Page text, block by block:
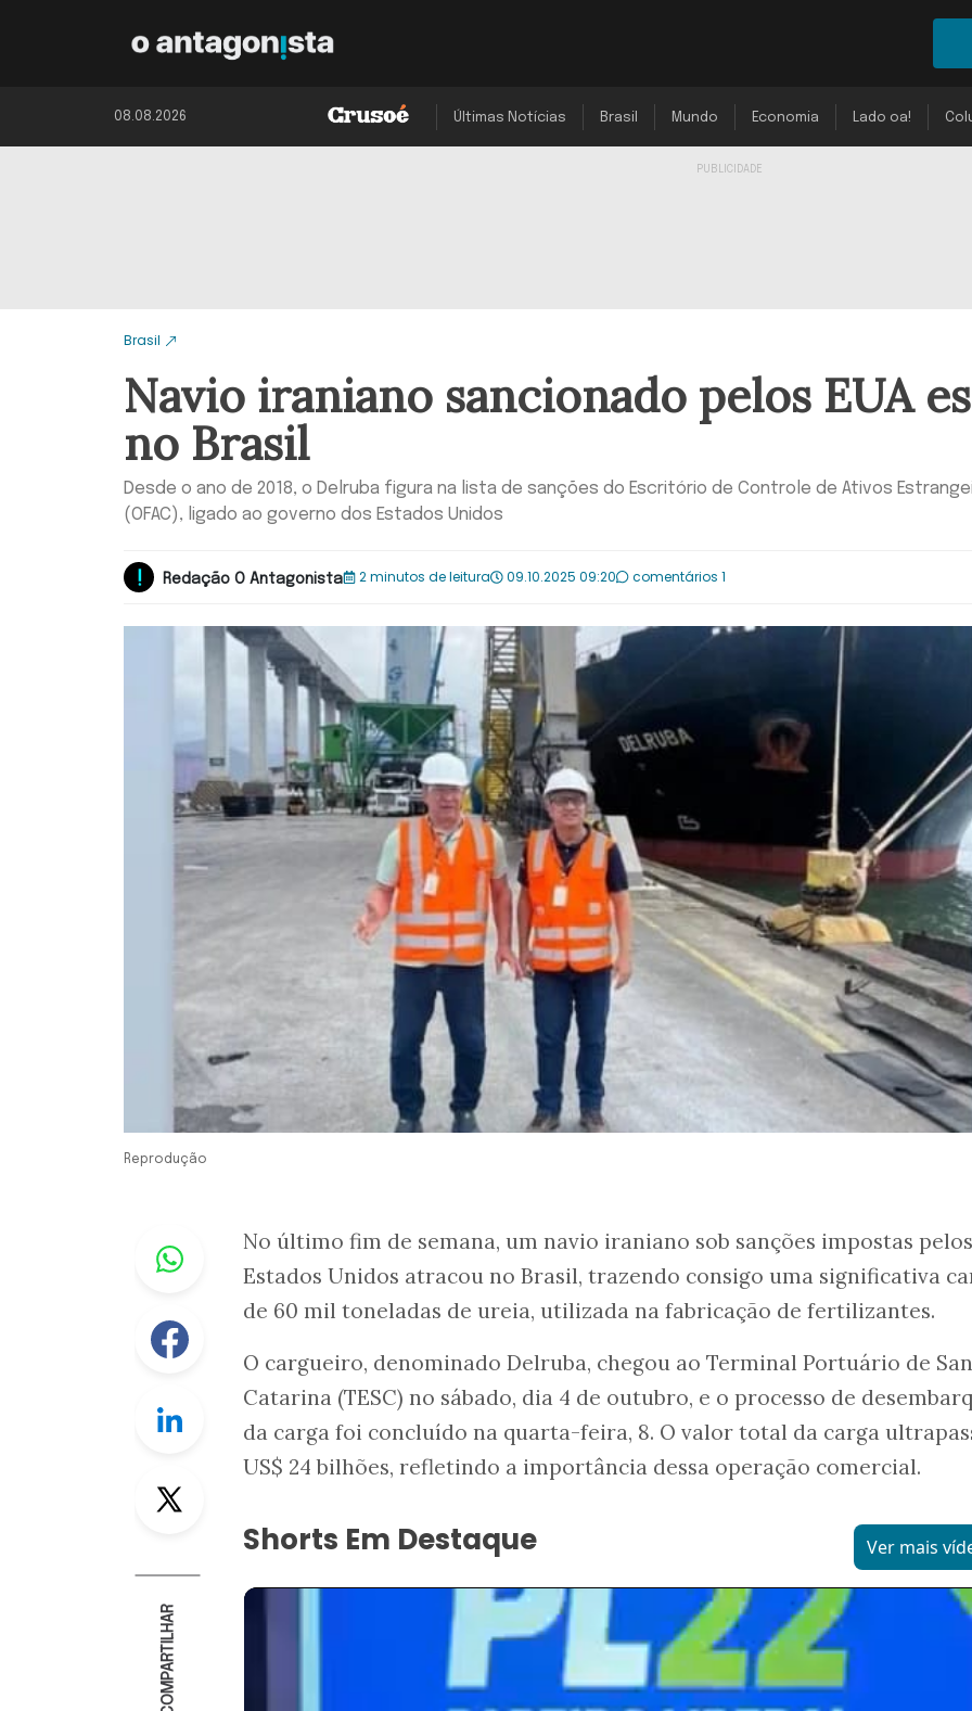
08.08.2026 Últimas Notícias Brasil Mundo Economia Lado oa!
Brasil
Navio iraniano sancionado pelos EUA
no Brasil
Desde o ano de 2018, o Delruba figura na lista de sanções do Escritório de Controle de Ativos
(OFAC), ligado ao governo dos Estados Unidos
Redação O Antagonista 2 minutos de leitura 09.10.2025 09:20 comentários 1
Reprodução
Whastapp
Facebook
Linkedin
Twitter
COMPARTILHAR
No último fim de semana, um navio iraniano sob sanções impostas pelos
Estados Unidos atracou no Brasil, trazendo consigo uma significativa
de 60 mil toneladas de ureia, utilizada na fabricação de fertilizantes.
O cargueiro, denominado Delruba, chegou ao Terminal Portuário de
Catarina (TESC) no sábado, dia 4 de outubro, e o processo de
da carga foi concluído na quarta-feira, 8. O valor total da carga
US$ 24 bilhões, refletindo a importância dessa operação comercial.
Shorts Em Destaque Ver mais